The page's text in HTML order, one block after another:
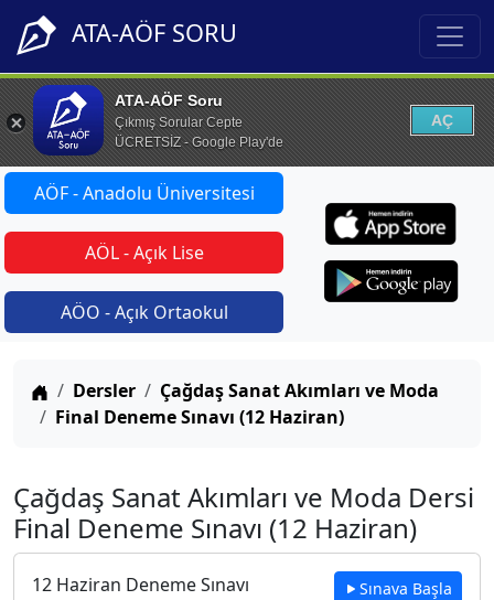
ATA-AÖF SORU
ATA-AÖF Soru
Çıkmış Sorular Cepte
ÜCRETSİZ - Google Play'de
AÇ
AÖF - Anadolu Üniversitesi
AÖL - Açık Lise
AÖO - Açık Ortaokul
Anasayfa
Dersler
Çağdaş Sanat Akımları ve Moda
Final Deneme Sınavı (12 Haziran)
Çağdaş Sanat Akımları ve Moda Dersi
Final Deneme Sınavı (12 Haziran)
12 Haziran Deneme Sınavı Sınava Başla